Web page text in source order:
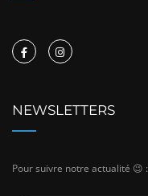
NEWSLETTERS
Pour suivre notre actualité 😉 :